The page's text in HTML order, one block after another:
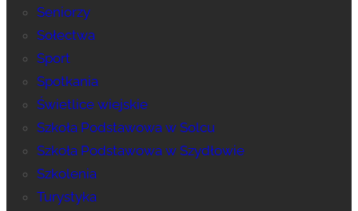
Seniorzy
Sołectwa
Sport
Spotkania
Świetlice wiejskie
Szkoła Podstawowa w Solcu
Szkoła Podstawowa w Szydłowie
Szkolenia
Turystyka